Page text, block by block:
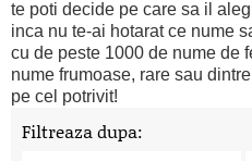
te poti decide pe care sa il
inca nu te-ai hotarat ce nume
cu de peste 1000 de nume de
nume frumoase, rare sau
pe cel potrivit!
Filtreaza dupa: